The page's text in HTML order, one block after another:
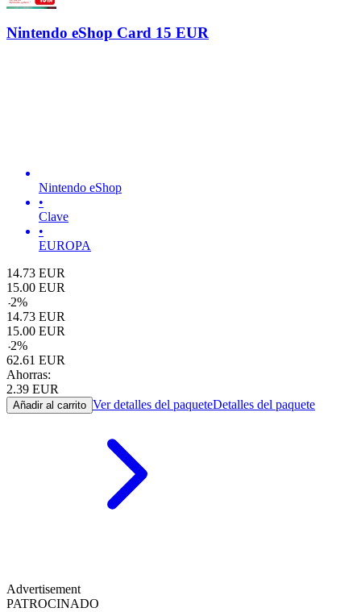
Nintendo eShop Card 15 EUR
Nintendo eShop
•
Clave
•
EUROPA
14.73 EUR
15.00 EUR
-2%
14.73 EUR
15.00 EUR
-2%
62.61 EUR
Ahorras:
2.39 EUR
Añadir al carrito Ver detalles del paqueteDetalles del paquete
Advertisement
PATROCINADO